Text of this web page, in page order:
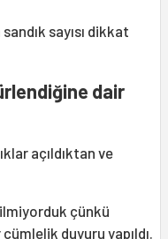
sayısı dikkat
dair
açıldıktan ve
çünkü
duyuru yapıldı.